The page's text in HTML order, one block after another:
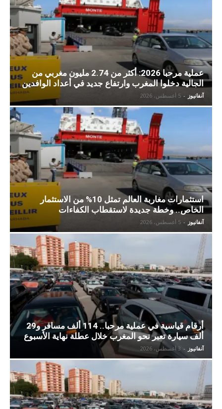
عملية مرحبا 2026: أكثر من 2.74 مليون مغربي من
الجالية دخلوا المغرب وارتفاع جديد في أعداد الوافدين
آنفانيوز - 5 أغسطس، 2026
استثمارات مغاربة العالم تمثل 10% من الاستثمار
الخاص.. وخطة جديدة لاستقطاب الكفاءات
آنفانيوز - 5 أغسطس، 2026
أرقام قياسية في عملية مرحبا.. 114 ألف مسافر و29
ألف سيارة تعبر نحو المغرب خلال عطلة نهاية الأسبوع
آنفانيوز - 3 أغسطس، 2026